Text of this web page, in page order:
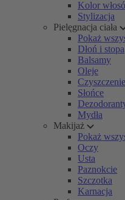
Kolor
Stylizacja
Pielęgnacja ciała
Pokaż
Dłoń i stopa
Balsamy
Oleje
Czyszczenie
Słońce
Mydła
Makijaż
Pokaż
Oczy
Usta
Paznokcie
Szczotka
Karnacja